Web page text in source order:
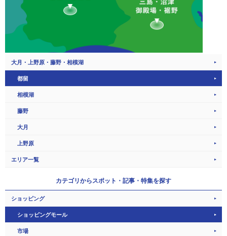
大月・上野原・藤野・相模湖
都留
相模湖
藤野
大月
上野原
エリア一覧
カテゴリからスポット・記事・特集を探す
ショッピング
ショッピングモール
市場